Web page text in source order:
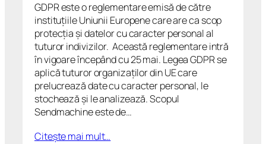
GDPR este o reglementare emisă de către
instituțiile Uniunii Europene care are ca scop
protecția și datelor cu caracter personal al
tuturor indivizilor. Această reglementare intră
în vigoare începând cu 25 mai. Legea GDPR se
aplică tuturor organizaților din UE care
prelucrează date cu caracter personal, le
stochează și le analizează. Scopul
Sendmachine este de…
Citeşte mai mult…